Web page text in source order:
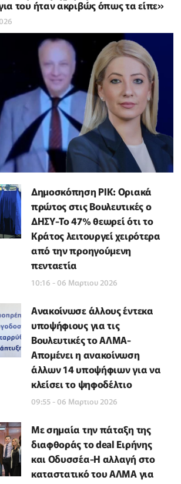
του ήταν ακριβώς όπως τα είπε»
Δημοσκόπηση ΡΙΚ: Οριακά
πρώτος στις Βουλευτικές ο
ΔΗΣΥ-Το 47% θεωρεί ότι το
Κράτος λειτουργεί χειρότερα
από την προηγούμενη
πενταετία
10:16 - 06 Μαρτιου 2026
Ανακοίνωσε άλλους έντεκα
υποψήφιους για τις
Βουλευτικές το ΑΛΜΑ-
Απομένει η ανακοίνωση
άλλων 14 υποψήφιων για να
κλείσει το ψηφοδέλτιο
09:55 - 06 Μαρτιου 2026
Με σημαία την πάταξη της
διαφθοράς το deal Ειρήνης
και Οδυσσέα-Η αλλαγή στο
καταστατικό του ΑΛΜΑ για